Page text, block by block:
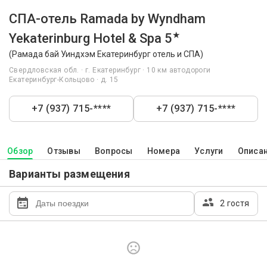
СПА-отель Ramada by Wyndham
Yekaterinburg Hotel & Spa 5★
(Рамада бай Уиндхэм Екатеринбург отель и СПА)
Свердловская обл. · г. Екатеринбург · 10 км автодороги
Екатеринбург-Кольцово · д. 15
+7 (937) 715-**** +7 (937) 715-****
Обзор Отзывы Вопросы Номера Услуги
Варианты размещения
2 гостя